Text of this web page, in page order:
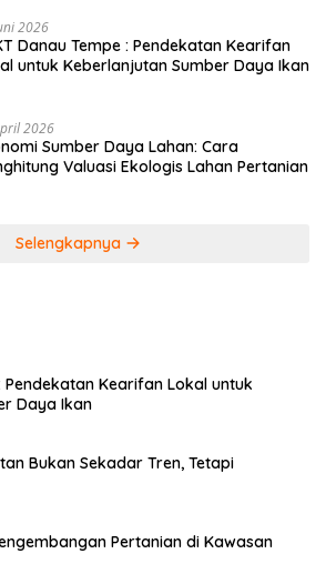
2026
Danau Tempe : Pendekatan Kearifan
untuk Keberlanjutan Sumber Daya Ikan
2026
Sumber Daya Lahan: Cara
Valuasi Ekologis Lahan Pertanian
Selengkapnya
Pendekatan Kearifan Lokal untuk
Daya Ikan
Bukan Sekadar Tren, Tetapi
Pertanian di Kawasan